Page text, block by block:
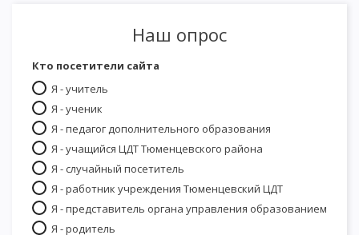
Наш опрос
Кто посетители сайта
Я - учитель
Я - ученик
Я - педагог дополнительного образования
Я - учащийся ЦДТ Тюменцевского района
Я - случайный посетитель
Я - работник учреждения Тюменцевский ЦДТ
Я - представитель органа управления образованием
Я - родитель